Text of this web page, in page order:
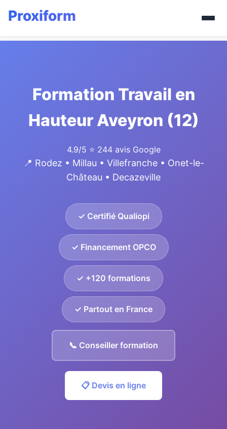
Formation Travail en
Hauteur Aveyron (12)
4.9/5 ⭐ 244 avis Google
📍 Rodez • Millau • Villefranche • Onet-le-
Château • Decazeville
✓ Certifié Qualiopi
✓ Financement OPCO
✓ +120 formations
✓ Partout en France
📞 Conseiller formation
📋 Devis en ligne